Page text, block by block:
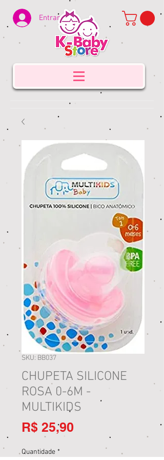
Entrar
SKU: BB037
CHUPETA SILICONE
ROSA 0-6M -
MULTIKIDS
R$ 25,90
Quantidade *